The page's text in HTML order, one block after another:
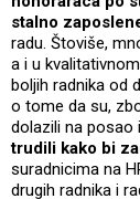
stalno
radu. Štoviše,
a i u
boljih radnika od
o tome da su,
dolazili na posao
trudili kako bi
suradnicima na
drugih radnika i